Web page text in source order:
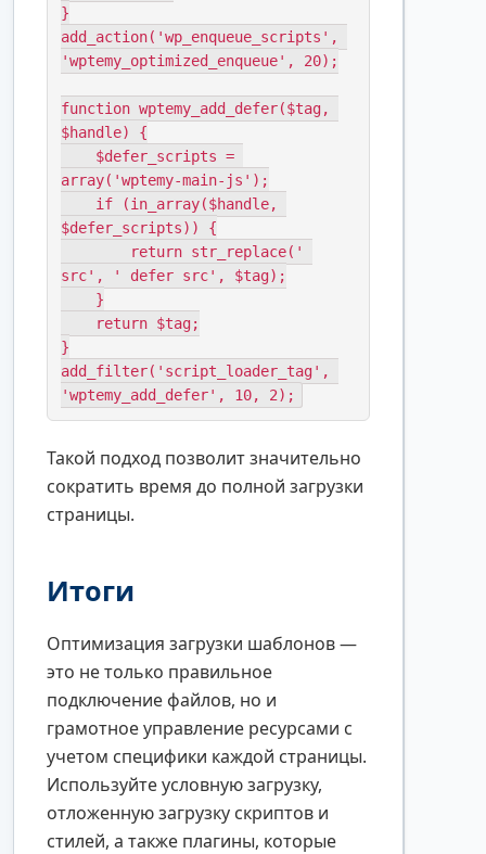
}
add_action('wp_enqueue_scripts',
'wptemy_optimized_enqueue', 20);
function wptemy_add_defer($tag,
$handle) {
array('wptemy-main-js');
$defer_scripts)) {
src', ' defer src', $tag);
}
add_filter('script_loader_tag',
'wptemy_add_defer', 10, 2);
Такой подход позволит значительно
сократить время до полной загрузки
страницы.
Итоги
Оптимизация загрузки шаблонов —
это не только правильное
подключение файлов, но и
грамотное управление ресурсами с
учетом специфики каждой страницы.
Используйте условную загрузку,
отложенную загрузку скриптов и
стилей, а также плагины, которые